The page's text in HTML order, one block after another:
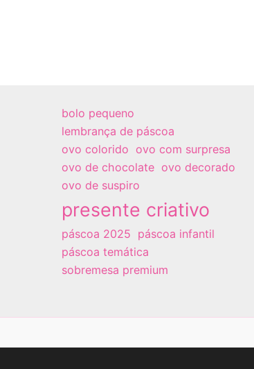
bolo pequeno
lembrança de páscoa
ovo colorido ovo com surpresa
ovo de chocolate ovo decorado
ovo de suspiro
presente criativo
páscoa 2025 páscoa infantil
páscoa temática
sobremesa premium